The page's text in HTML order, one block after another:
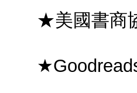
★美國書商協
★Goodreads